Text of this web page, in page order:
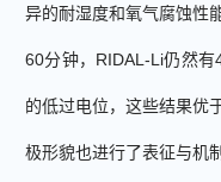
异的耐湿度和氧气腐蚀性
60分钟， RIDAL-Li仍然有
的低过电位， 这些结果优
极形貌也进行了表征与机